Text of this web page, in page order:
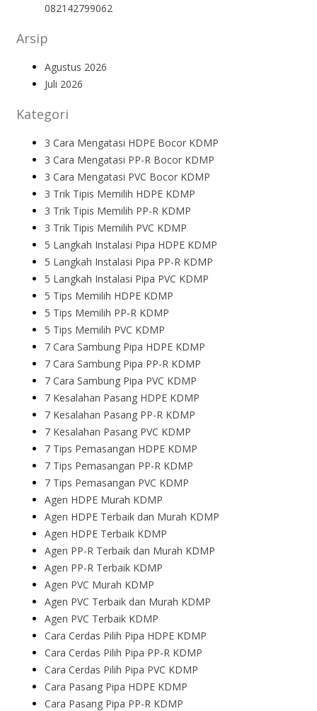
082142799062
Arsip
Agustus 2026
Juli 2026
Kategori
3 Cara Mengatasi HDPE Bocor KDMP
3 Cara Mengatasi PP-R Bocor KDMP
3 Cara Mengatasi PVC Bocor KDMP
3 Trik Tipis Memilih HDPE KDMP
3 Trik Tipis Memilih PP-R KDMP
3 Trik Tipis Memilih PVC KDMP
5 Langkah Instalasi Pipa HDPE KDMP
5 Langkah Instalasi Pipa PP-R KDMP
5 Langkah Instalasi Pipa PVC KDMP
5 Tips Memilih HDPE KDMP
5 Tips Memilih PP-R KDMP
5 Tips Memilih PVC KDMP
7 Cara Sambung Pipa HDPE KDMP
7 Cara Sambung Pipa PP-R KDMP
7 Cara Sambung Pipa PVC KDMP
7 Kesalahan Pasang HDPE KDMP
7 Kesalahan Pasang PP-R KDMP
7 Kesalahan Pasang PVC KDMP
7 Tips Pemasangan HDPE KDMP
7 Tips Pemasangan PP-R KDMP
7 Tips Pemasangan PVC KDMP
Agen HDPE Murah KDMP
Agen HDPE Terbaik dan Murah KDMP
Agen HDPE Terbaik KDMP
Agen PP-R Terbaik dan Murah KDMP
Agen PP-R Terbaik KDMP
Agen PVC Murah KDMP
Agen PVC Terbaik dan Murah KDMP
Agen PVC Terbaik KDMP
Cara Cerdas Pilih Pipa HDPE KDMP
Cara Cerdas Pilih Pipa PP-R KDMP
Cara Cerdas Pilih Pipa PVC KDMP
Cara Pasang Pipa HDPE KDMP
Cara Pasang Pipa PP-R KDMP